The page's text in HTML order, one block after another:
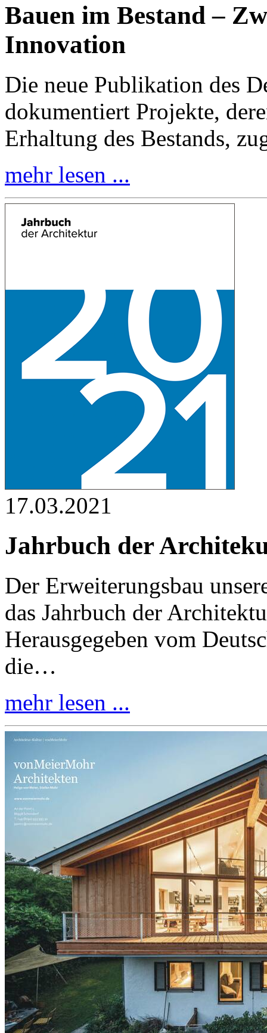
Bauen im Bestand –
Innovation
Die neue Publikation des
dokumentiert Projekte,
Erhaltung des Bestands,
mehr lesen ...
17.03.2021
Jahrbuch der
Der Erweiterungsbau
das Jahrbuch der
Herausgegeben vom
die…
mehr lesen ...